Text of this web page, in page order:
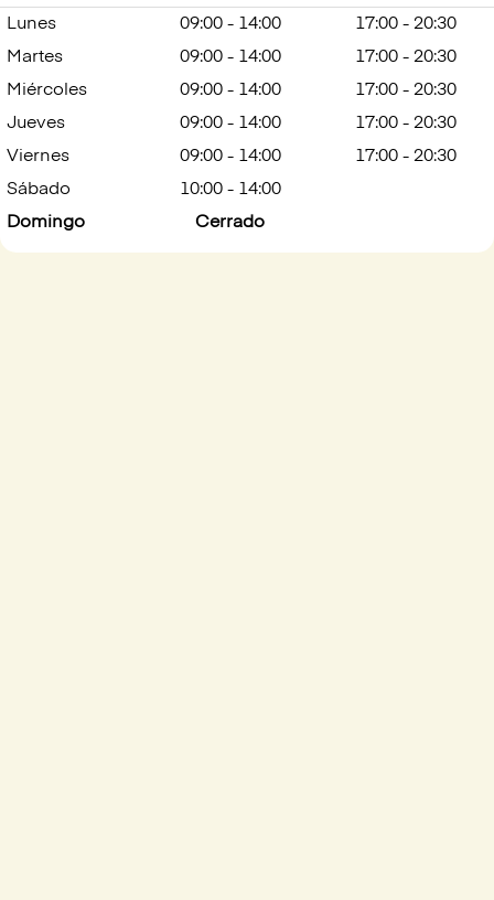
Lunes
09:00 - 14:00
17:00 - 20:30
Martes
09:00 - 14:00
17:00 - 20:30
Miércoles
09:00 - 14:00
17:00 - 20:30
Jueves
09:00 - 14:00
17:00 - 20:30
Viernes
09:00 - 14:00
17:00 - 20:30
Sábado
10:00 - 14:00
Domingo
Cerrado